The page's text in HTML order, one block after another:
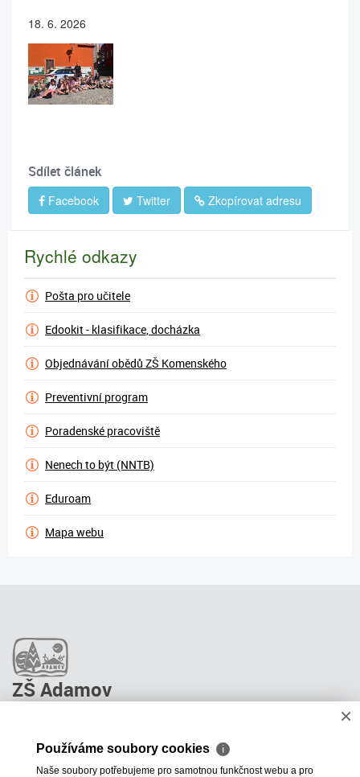
18. 6. 2026
Sdílet článek
Facebook Twitter Zkopírovat adresu
Rychlé odkazy
Pošta pro učitele
Edookit - klasifikace, docházka
Objednávání obědů ZŠ Komenského
Preventivní program
Poradenské pracoviště
Nenech to být (NNTB)
Eduroam
Mapa webu
ZŠ Adamov
Stravování
×
Používáme soubory cookies ℹ
Naše soubory potřebujeme pro samotnou funkčnost webu a pro